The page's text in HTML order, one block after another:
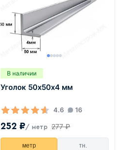
В наличии
Уголок 50х50х4 мм
4.6 16
252 ₽/ метр 277 ₽
метр тн.